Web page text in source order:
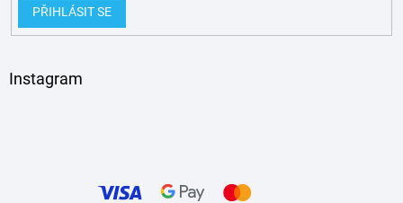
PŘIHLÁSIT SE
Instagram